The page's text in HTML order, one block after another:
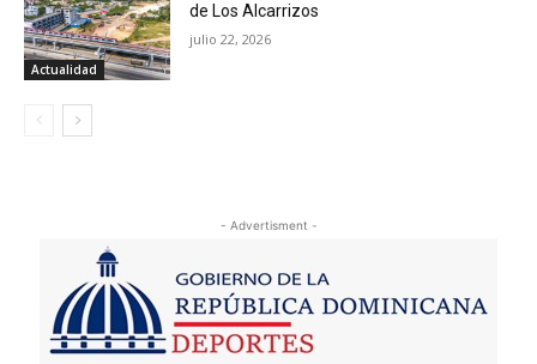
Actualidad
de Los Alcarrizos
julio 22, 2026
- Advertisment -